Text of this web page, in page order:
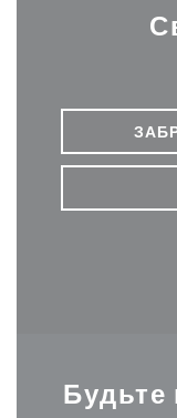
Будьте